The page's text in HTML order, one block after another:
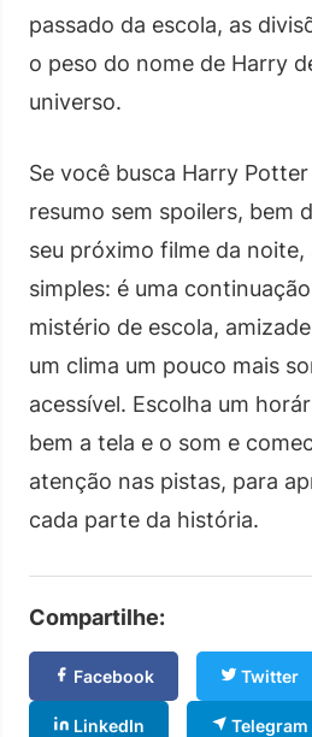
passado da escola, as
o peso do nome de Harry
universo.
Se você busca Harry
resumo sem spoilers, bem
seu próximo filme da noite,
simples: é uma
mistério de escola,
um clima um pouco mais
acessível. Escolha um
bem a tela e o som e
atenção nas pistas, para
cada parte da história.
Compartilhe:
Facebook Twitter
LinkedIn Telegram